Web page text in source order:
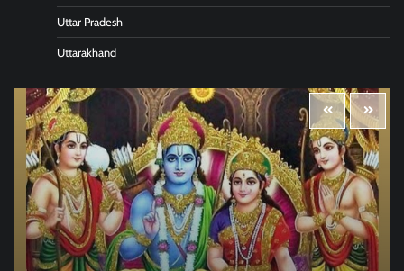
Uttar Pradesh
Uttarakhand